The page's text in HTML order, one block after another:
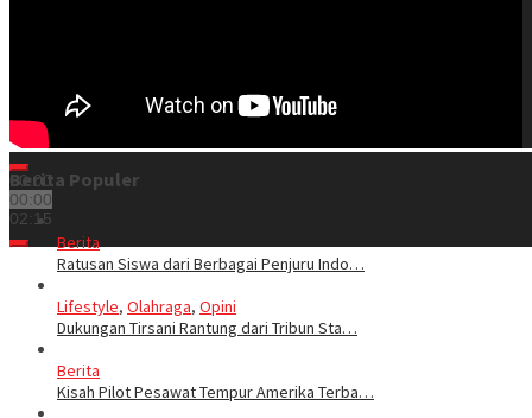
00:00
00:00
02:15
Berita Populer
Berita
Ratusan Siswa dari Berbagai Penjuru Indo…
Lifestyle, Olahraga, Opini
Dukungan Tirsani Rantung dari Tribun Sta…
Berita
Kisah Pilot Pesawat Tempur Amerika Terba…